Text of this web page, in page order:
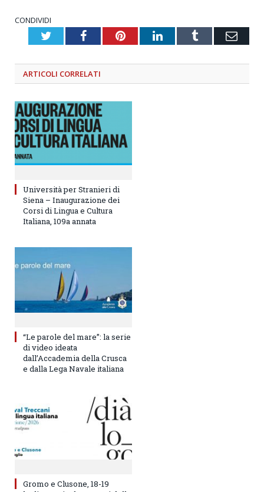
CONDIVIDI
TwitterFacebookPinterestLinkedInTumblr
ARTICOLI CORRELATI
Università per Stranieri di
Siena – Inaugurazione dei
Corsi di Lingua e Cultura
Italiana, 109a annata
“Le parole del mare”: la serie
di video ideata
dall’Accademia della Crusca
e dalla Lega Navale italiana
Gromo e Clusone, 18-19